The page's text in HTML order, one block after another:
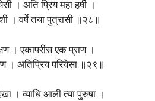
। अति प्रिय महा हर्षी ।
। वर्षे तया पुत्रासी ॥२८॥
। एकापरीस एक प्राण ।
। अतिप्रिय परियेसा ॥२९॥
। व्याधि आली त्या पुरुषा ।